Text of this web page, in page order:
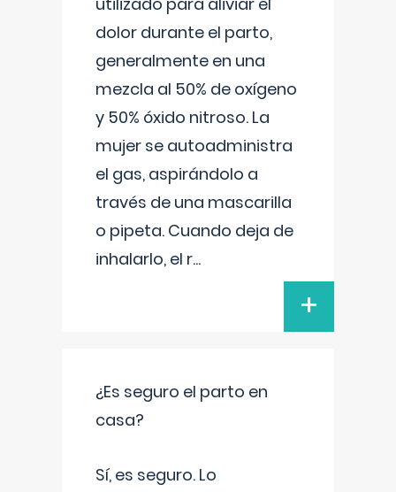
dolor durante el parto,
generalmente en una
mezcla al 50% de oxígeno
y 50% óxido nitroso. La
mujer se autoadministra
el gas, aspirándolo a
través de una mascarilla
o pipeta. Cuando deja de
inhalarlo, el r...
+
¿Es seguro el parto en
casa?
Sí, es seguro. Lo